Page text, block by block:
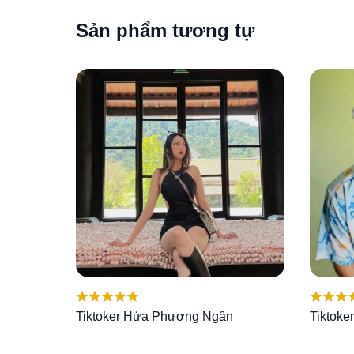
Sản phẩm tương tự
Tiktoker Hứa Phương Ngân
Được xếp
Được